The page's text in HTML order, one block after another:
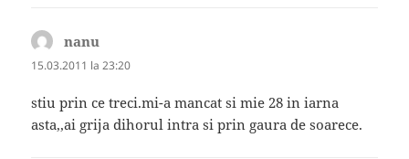
nanu
15.03.2011 la 23:20
stiu prin ce treci.mi-a mancat si mie 28 in iarna
asta,,ai grija dihorul intra si prin gaura de soarece.